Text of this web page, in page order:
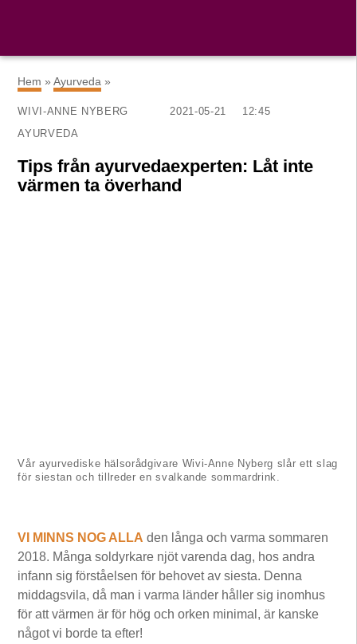
Hem »Ayurveda »
WIVI-ANNE NYBERG 2021-05-21
12:45
AYURVEDA
Tips från ayurvedaexperten: Låt inte
värmen ta överhand
Vår ayurvediske hälsorådgivare Wivi-Anne Nyberg slår ett slag
för siestan och tillreder en svalkande sommardrink.
VI MINNS NOG ALLA den långa och varma sommaren
2018. Många soldyrkare njöt varenda dag, hos andra
infann sig förståelsen för behovet av siesta. Denna
middagsvila, då man i varma länder håller sig inomhus
för att värmen är för hög och orken minimal, är kanske
något vi borde ta efter!